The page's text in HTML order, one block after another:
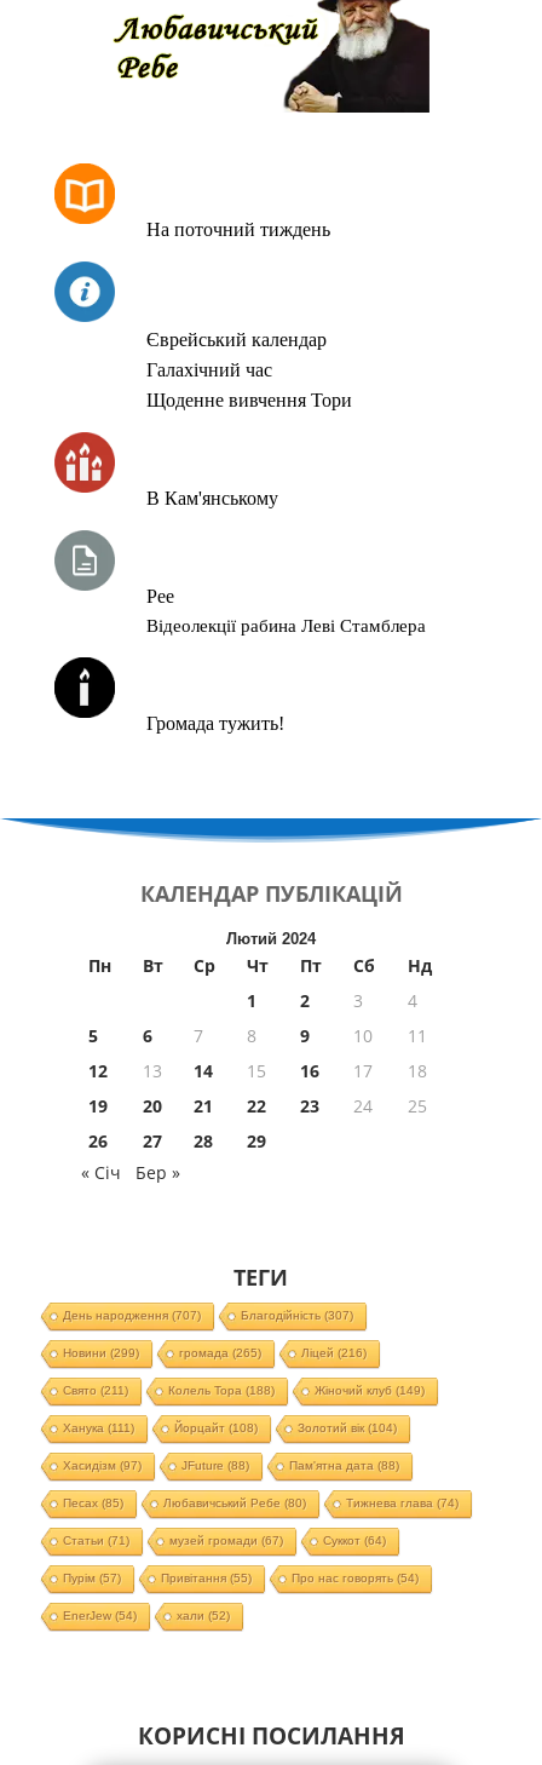
На поточний тиждень
Єврейський календар
Галахічний час
Щоденне вивчення Тори
В Кам'янському
Рее
Відеолекції рабина Леві Стамблера
Громада тужить!
КАЛЕНДАР ПУБЛІКАЦІЙ
Лютий 2024
Пн Вт Ср Чт Пт Сб
Нд
1
2 3
4
5
6 7 8 9 10
11
12
13 14 15 16 17
18
19
20 21 22 23 24
25
26
27 28
29
« Січ
Бер »
ТЕГИ
День народження(707) Благодійність(307)
Новини (299) громада (265) Ліцей (216)
Свято (211) Колель Тора (188) Жіночий клуб (149)
Ханука (111) Йорцайт (108) Золотий вік(104)
Хасидізм (97) JFuture (88) Пам'ятна дата (88)
Песах(85) Любавичський Ребе (80) Тижнева глава (74)
Статьи (71) музей громади (67) Суккот (64)
Пурім (57) Привітання(55) Про нас говорять(54)
EnerJew(54) хали (52)
КОРИСНІ ПОСИЛАННЯ